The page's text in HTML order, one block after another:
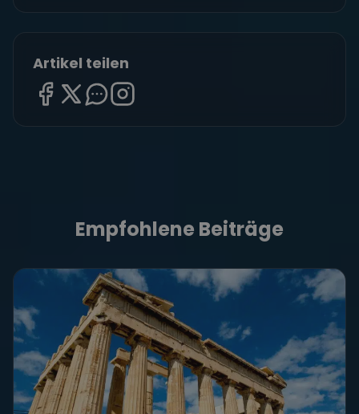
Artikel teilen
Empfohlene Beiträge